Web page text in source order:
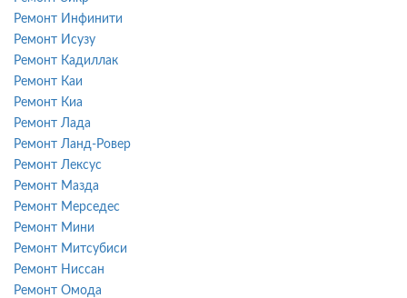
Ремонт Инфинити
Ремонт Исузу
Ремонт Кадиллак
Ремонт Каи
Ремонт Киа
Ремонт Лада
Ремонт Ланд-Ровер
Ремонт Лексус
Ремонт Мазда
Ремонт Мерседес
Ремонт Мини
Ремонт Митсубиси
Ремонт Ниссан
Ремонт Омода